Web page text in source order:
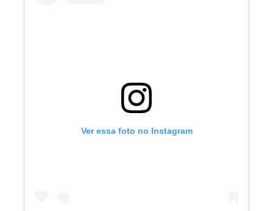
Ver essa foto no Instagram